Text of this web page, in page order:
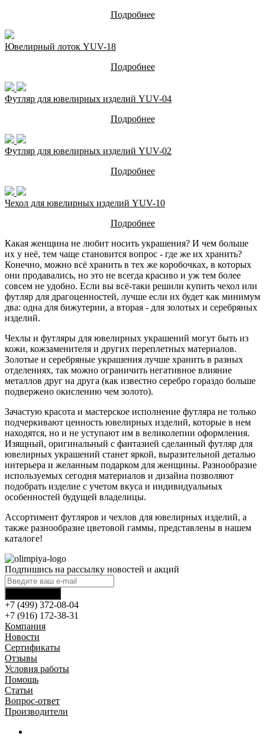
Подробнее
Ювелирный лоток YUV-18
Подробнее
Футляр для ювелирных изделий YUV-04
Подробнее
Футляр для ювелирных изделий YUV-02
Подробнее
Чехол для ювелирных изделий YUV-10
Подробнее
Какая женщина не любит носить украшения? И чем больше
их у неё, тем чаще становится вопрос - где же их хранить?
Конечно, можно всё хранить в тех же коробочках, в которых
они продавались, но это не всегда красиво и уж тем более
совсем не удобно. Если вы всё-таки решили купить чехол или
футляр для драгоценностей, лучше если их будет как минимум
два: одна для бижутерии, а вторая - для золотых и серебряных
изделий.
Чехлы и футляры для ювелирных украшений могут быть из
кожи, кожзаменителя и других переплетных материалов.
Золотые и серебряные украшения лучше хранить в разных
отделениях, так можно ограничить негативное влияние
металлов друг на друга (как известно серебро гораздо больше
подвержено окислению чем золото).
Зачастую красота и мастерское исполнение футляра не только
подчеркивают ценность ювелирных изделий, которые в нем
находятся, но и не уступают им в великолепии оформления.
Изящный, оригинальный с фантазией сделанный футляр для
ювелирных украшений станет яркой, выразительной деталью
интерьера и желанным подарком для женщины. Разнообразие
используемых сегодня материалов и дизайна позволяют
подобрать изделие с учетом вкуса и индивидуальных
особенностей будущей владелицы.
Ассортимент футляров и чехлов для ювелирных изделий, а
также разнообразие цветовой гаммы, представлены в нашем
каталоге!
Подпишись на рассылку новостей и акций
+7 (499) 372-08-04
+7 (916) 172-38-31
Компания
Новости
Сертификаты
Отзывы
Условия работы
Помощь
Статьи
Вопрос-ответ
Производители